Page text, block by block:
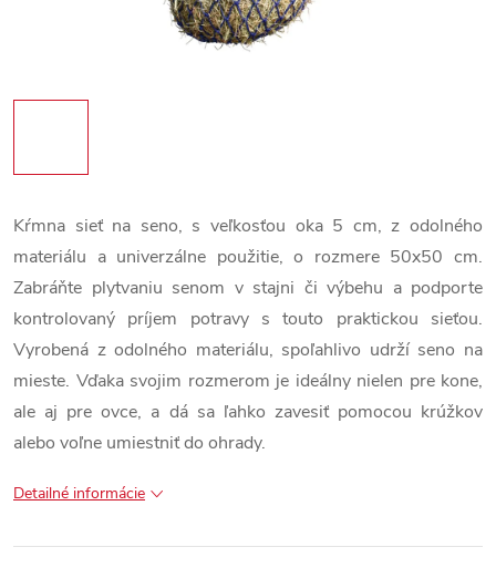
Kŕmna sieť na seno, s veľkosťou oka 5 cm, z odolného
materiálu a univerzálne použitie, o rozmere 50x50 cm.
Zabráňte plytvaniu senom v stajni či výbehu a podporte
kontrolovaný príjem potravy s touto praktickou sieťou.
Vyrobená z odolného materiálu, spoľahlivo udrží seno na
mieste. Vďaka svojim rozmerom je ideálny nielen pre kone,
ale aj pre ovce, a dá sa ľahko zavesiť pomocou krúžkov
alebo voľne umiestniť do ohrady.
Detailné informácie